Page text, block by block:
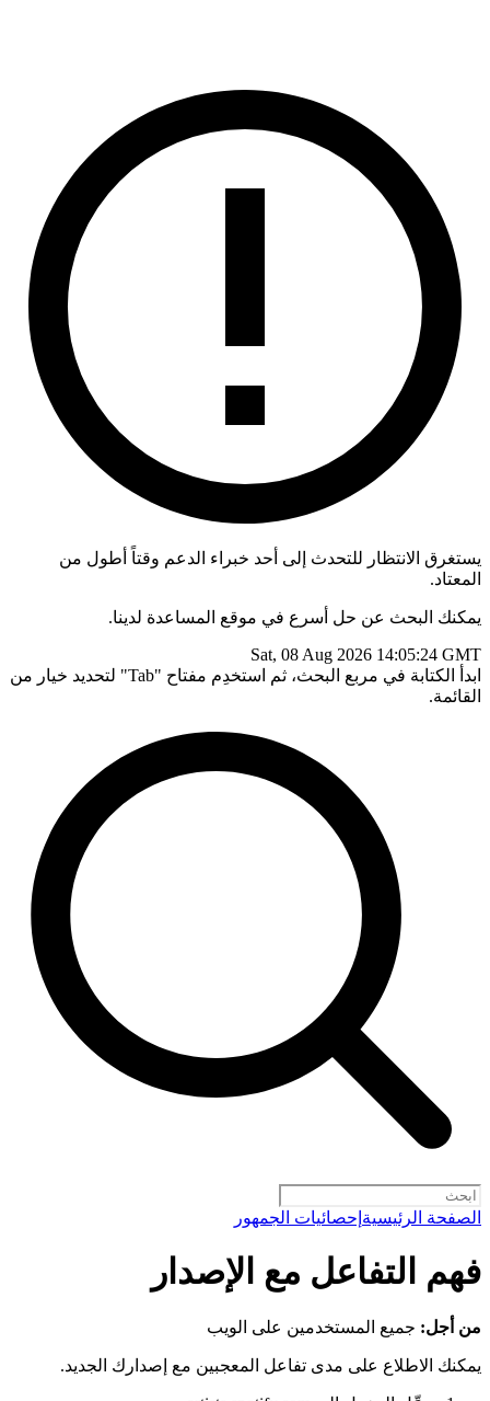
يستغرق الانتظار للتحدث إلى أحد خبراء الدعم وقتاً أطول من
المعتاد.
يمكنك البحث عن حل أسرع في موقع المساعدة لدينا.
Sat, 08 Aug 2026 14:05:24 GMT
ابدأ الكتابة في مربع البحث، ثم استخدِم مفتاح "Tab" لتحديد خيار من
القائمة.
الصفحة الرئيسية إحصائيات الجمهور
فهم التفاعل مع الإصدار
من أجل: جميع المستخدمين على الويب
يمكنك الاطلاع على مدى تفاعل المعجبين مع إصدارك الجديد.